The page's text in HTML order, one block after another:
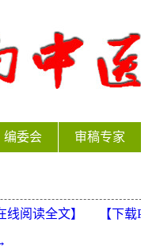
编委会 审稿专家
线阅读全文】 【下载